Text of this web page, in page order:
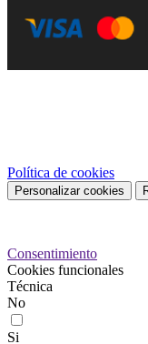
Política de cookies
Personalizar cookies
Consentimiento
Cookies funcionales
Técnica
No
Si